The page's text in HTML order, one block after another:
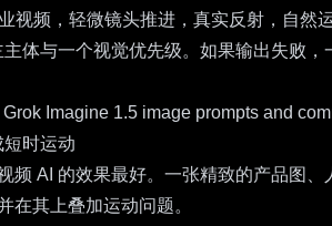
视频，轻微镜头推进，真实反射，自然
体与一个视觉优先级。如果输出失败
时运动
频 AI 的效果最好。一张精致的产品图
在其上叠加运动问题。